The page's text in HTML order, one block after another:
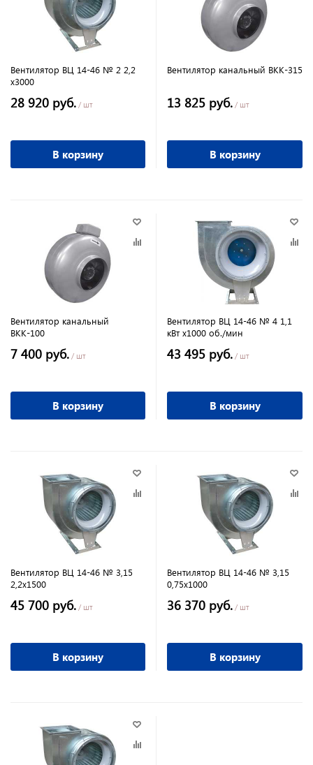
Вентилятор ВЦ 14-46 № 2 2,2
х3000
28 920 руб. / шт
В корзину
Вентилятор канальный ВКК-315
13 825 руб. / шт
В корзину
Вентилятор канальный
ВКК-100
7 400 руб. / шт
В корзину
Вентилятор ВЦ 14-46 № 4 1,1
кВт х1000 об./мин
43 495 руб. / шт
В корзину
Вентилятор ВЦ 14-46 № 3,15
2,2х1500
45 700 руб. / шт
В корзину
Вентилятор ВЦ 14-46 № 3,15
0,75х1000
36 370 руб. / шт
В корзину